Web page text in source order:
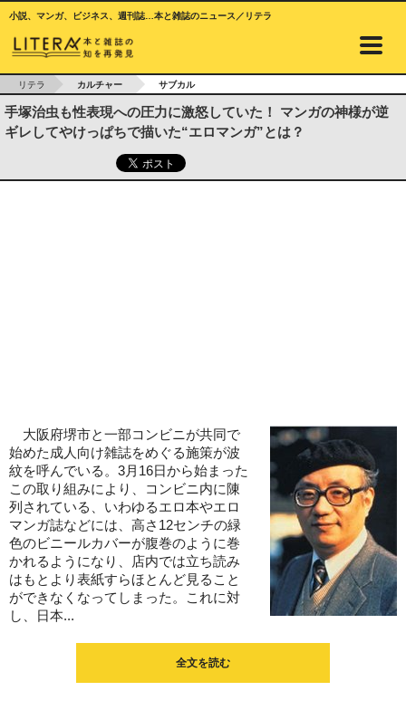
小説、マンガ、ビジネス、週刊誌…本と雑誌のニュース／リテラ
リテラ カルチャー サブカル
手塚治虫も性表現への圧力に激怒していた！ マンガの神様が逆
ギレしてやけっぱちで描いた“エロマンガ”とは？
大阪府堺市と一部コンビニが共同で
始めた成人向け雑誌をめぐる施策が波
紋を呼んでいる。3月16日から始まった
この取り組みにより、コンビニ内に陳
列されている、いわゆるエロ本やエロ
マンガ誌などには、高さ12センチの緑
色のビニールカバーが腹巻のように巻
かれるようになり、店内では立ち読み
はもとより表紙すらほとんど見ること
ができなくなってしまった。これに対
し、日本...
全文を読む